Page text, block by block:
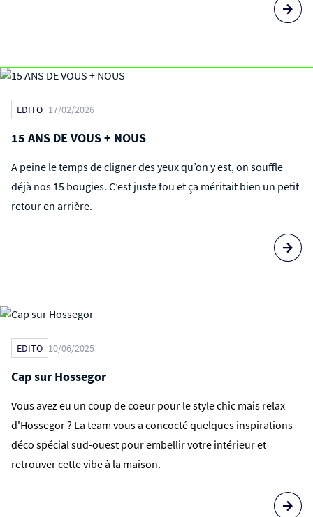
EDITO 17/02/2026
15 ANS DE VOUS + NOUS
A peine le temps de cligner des yeux qu’on y est, on souffle
déjà nos 15 bougies. C’est juste fou et ça méritait bien un petit
retour en arrière.
EDITO 10/06/2025
Cap sur Hossegor
Vous avez eu un coup de coeur pour le style chic mais relax
d'Hossegor ? La team vous a concocté quelques inspirations
déco spécial sud-ouest pour embellir votre intérieur et
retrouver cette vibe à la maison.